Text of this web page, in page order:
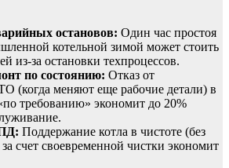
остановов: Один час простоя
котельной зимой может стоить
из-за остановки техпроцессов.
по состоянию: Отказ от
(когда меняют еще рабочие детали) в
требованию» экономит до 20%
Поддержание котла в чистоте (без
счет своевременной чистки экономит